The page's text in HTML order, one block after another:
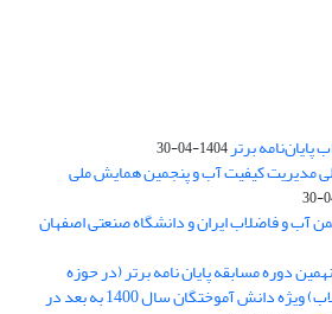
برتر1404-04-30
مدیریت کیفیت آب و پنجمین همایش ملی
آب و فاضلاب ایران و دانشگاه صنعتی اصفهان
دوره مسابقه پایان نامه برتر (در حوزه
علوم و مهندسی آب و فاضلاب) ویژه دانش آموختگان سال 1400 به بعد در